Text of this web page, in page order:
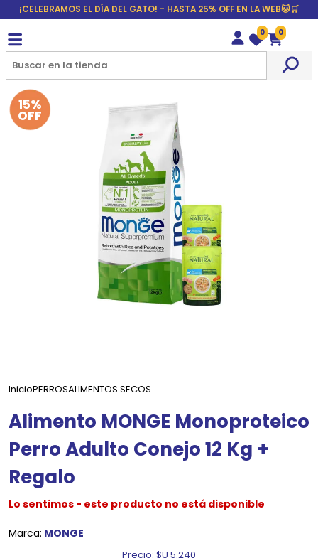
¡CELEBRAMOS EL DÍA DEL GATO! - HASTA 25% OFF EN LA WEB🐱🛒
Wishlist
0
Carrito
0
15%
OFF
InicioPERROSALIMENTOS SECOS
Alimento MONGE Monoproteico
Perro Adulto Conejo 12 Kg +
Regalo
Lo sentimos - este producto no está disponible
Marca: MONGE
Precio: $U 5.240